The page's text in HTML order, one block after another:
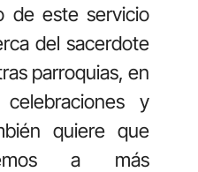
de este servicio
del sacerdote
parroquias, en
y
quiere que
a más